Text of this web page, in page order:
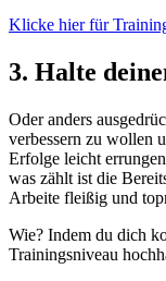
Klicke hier für
3. Halte
Oder anders
verbessern zu wollen
Erfolge leicht
was zählt ist die
Arbeite fleißig und
Wie? Indem du dich
Trainingsniveau